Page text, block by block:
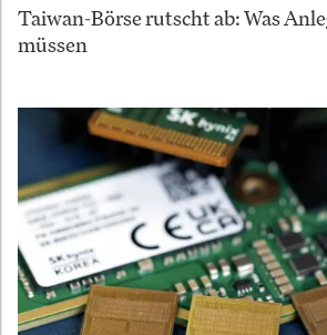
Taiwan-Börse rutscht ab: Was
müssen